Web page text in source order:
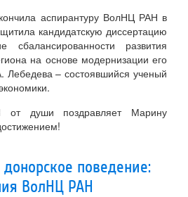
аспирантуру ВолНЦ РАН в
кандидатскую диссертацию
развития
на основе модернизации его
Лебедева – состоявшийся ученый
от души поздравляет Марину
поведение:
ВолНЦ РАН